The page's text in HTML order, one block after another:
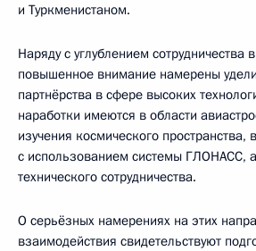
и Туркменистаном.
Наряду с углублением сотрудничества
повышенное внимание намерены
партнёрства в сфере высоких
наработки имеются в области
изучения космического пространства,
с использованием системы ГЛОНАСС,
технического сотрудничества.
О серьёзных намерениях на этих
взаимодействия свидетельствуют